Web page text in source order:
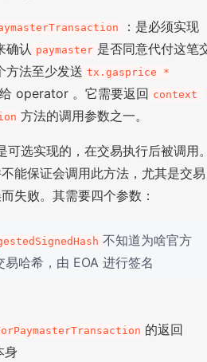
：是必须实现
确认 paymaster 是否同意代付这笔
方法至少发送 tx.gasprice *
operator 。它需要返回 context
方法的调用参数之一。
可选实现的，在交易执行后被调用
能保证会调用此方法，尤其是交易
失败。其需要四个参数：
不知道为啥官方
哈希，由 EOA 进行签名
的返回
身